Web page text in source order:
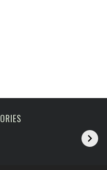
viagem em fevereiro